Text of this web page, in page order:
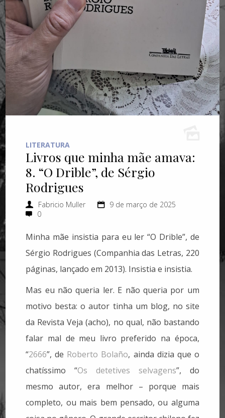
LITERATURA
Livros que minha mãe amava:
8. “O Drible”, de Sérgio
Rodrigues
Fabricio Muller
9 de março de 2025
0
Minha mãe insistia para eu ler “O Drible”, de
Sérgio Rodrigues (Companhia das Letras, 220
páginas, lançado em 2013). Insistia e insistia.
Mas eu não queria ler. E não queria por um
motivo besta: o autor tinha um blog, no site
da Revista Veja (acho), no qual, não bastando
falar mal de meu livro preferido na época,
“2666”, de Roberto Bolaño, ainda dizia que o
chatíssimo “Os detetives selvagens”, do
mesmo autor, era melhor – porque mais
completo, ou mais bem pensado, ou alguma